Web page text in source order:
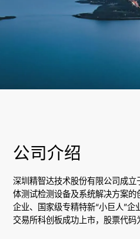
公司介绍
深圳精智达技术股份有限公司成
体测试检测设备及系统解决方案
企业、国家级专精特新“小巨人”
交易所科创板成功上市，股票代码